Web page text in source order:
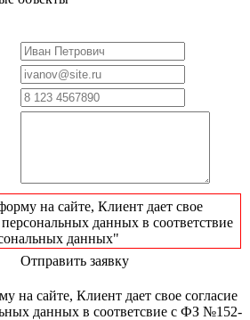
на сайте, Клиент дает свое
данных в соответствие
данных"
Отправить заявку
на сайте, Клиент дает свое согласие
данных в соответсвие с ФЗ №152-